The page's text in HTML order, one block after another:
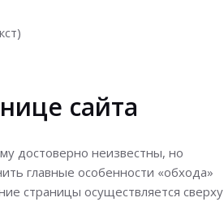
сайта
достоверно неизвестны, но
главные особенности «обхода»
страницы осуществляется сверху